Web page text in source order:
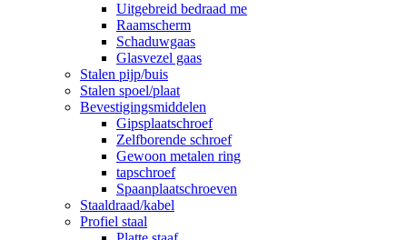
Uitgebreid bedraad me
Raamscherm
Schaduwgaas
Glasvezel gaas
Stalen pijp/buis
Stalen spoel/plaat
Bevestigingsmiddelen
Gipsplaatschroef
Zelfborende schroef
Gewoon metalen ring
tapschroef
Spaanplaatschroeven
Staaldraad/kabel
Profiel staal